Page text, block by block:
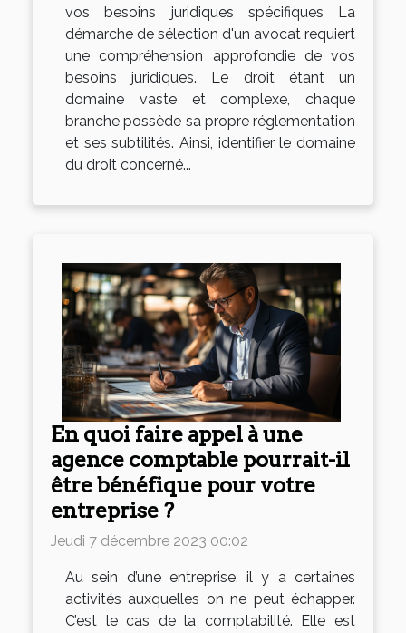
vos besoins juridiques spécifiques La
démarche de sélection d'un avocat requiert
une compréhension approfondie de vos
besoins juridiques. Le droit étant un
domaine vaste et complexe, chaque
branche possède sa propre réglementation
et ses subtilités. Ainsi, identifier le domaine
du droit concerné...
En quoi faire appel à une
agence comptable pourrait-il
être bénéfique pour votre
entreprise ?
Jeudi 7 décembre 2023 00:02
Au sein d’une entreprise, il y a certaines
activités auxquelles on ne peut échapper.
C’est le cas de la comptabilité. Elle est